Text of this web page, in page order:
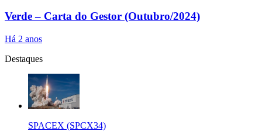
Verde – Carta do Gestor (Outubro/2024)
Há 2 anos
Destaques
SPACEX (SPCX34)